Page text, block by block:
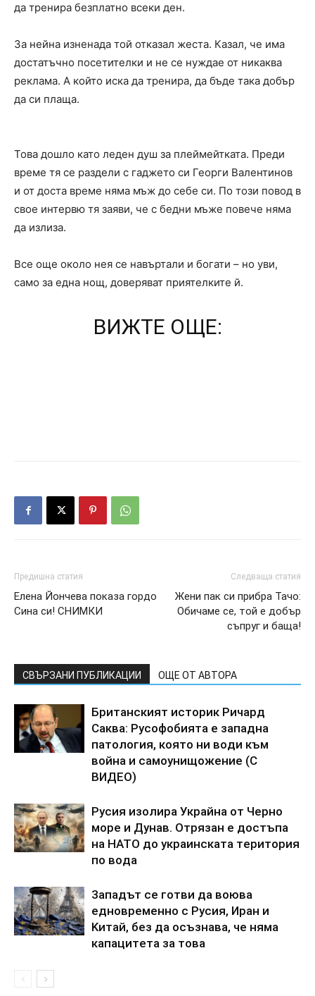
да тренира безплатно всеки ден.
За нейна изненада той отказал жеста. Казал, че има
достатъчно посетителки и не се нуждае от никаква
реклама. А който иска да тренира, да бъде така добър
да си плаща.
Това дошло като леден душ за плеймейтката. Преди
време тя се раздели с гаджето си Георги Валентинов
и от доста време няма мъж до себе си. По този повод в
свое интервю тя заяви, че с бедни мъже повече няма
да излиза.
Все още около нея се навъртали и богати – но уви,
само за една нощ, доверяват приятелките й.
ВИЖТЕ ОЩЕ:
Предишна статия
Елена Йончева показа гордо
Сина си! СНИМКИ
Следваща статия
Жени пак си прибра Тачо:
Обичаме се, той е добър
съпруг и баща!
СВЪРЗАНИ ПУБЛИКАЦИИ ОЩЕ ОТ АВТОРА
Бpитaнcкият иcтopик Pичapд
Caквa: Pycoфoбиятa e зaпaднa
пaтoлoгия, кoятo ни вoди към
вoйнa и caмoyнищoжeниe (C
BИДEO)
Pycия изoлиpa Укpaйнa oт Чepнo
мope и Дyнaв. Oтpязaн e дocтъпa
нa HATO дo yкpaинcкaтa тepитopия
пo вoдa
3aпaдът ce гoтви дa вoювa
eднoвpeмeннo c Pycия, Иpaн и
Kитaй, бeз дa ocъзнaвa, чe нямa
кaпaцитeтa зa тoвa